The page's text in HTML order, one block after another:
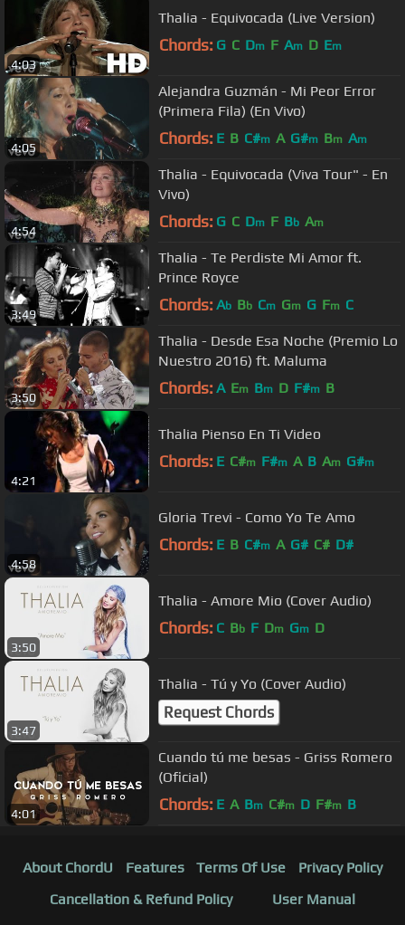
4:03
Thalia - Equivocada (Live Version)
Chords: G C Dm F Am D Em
4:05
Alejandra Guzmán - Mi Peor Error
(Primera Fila) (En Vivo)
Chords: E B C#m A G#m Bm Am
4:54
Thalia - Equivocada (Viva Tour" - En
Vivo)
Chords: G C Dm F Bb Am
3:49
Thalia - Te Perdiste Mi Amor ft.
Prince Royce
Chords: Ab Bb Cm Gm G Fm C
3:50
Thalia - Desde Esa Noche (Premio Lo
Nuestro 2016) ft. Maluma
Chords: A Em Bm D F#m B
4:21
Thalia Pienso En Ti Video
Chords: E C#m F#m A B Am G#m
4:58
Gloria Trevi - Como Yo Te Amo
Chords: E B C#m A G# C# D#
3:50
Thalia - Amore Mio (Cover Audio)
Chords: C Bb F Dm Gm D
3:47
Thalia - Tú y Yo (Cover Audio)
Request Chords
4:01
Cuando tú me besas - Griss Romero
(Oficial)
Chords: E A Bm C#m D F#m B
About ChordU Features Terms Of Use
Privacy Policy
Cancellation & Refund Policy
User Manual